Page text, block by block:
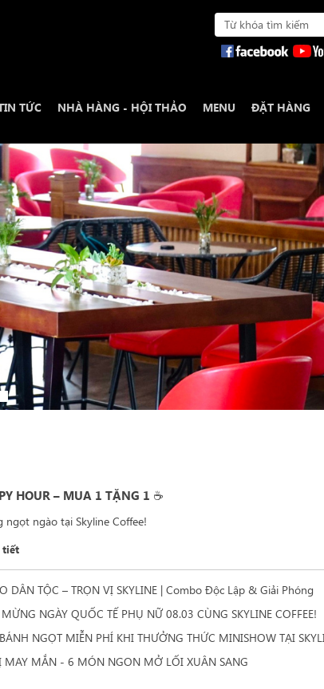
TỨC NHÀ HÀNG - HỘI THẢO MENU ĐẶT HÀNG
HOUR – MUA 1 TẶNG 1 ☕
ngọt ngào tại Skyline Coffee!
tiết
DÂN TỘC – TRỌN VỊ SKYLINE | Combo Độc Lập & Giải Phóng
NGÀY QUỐC TẾ PHỤ NỮ 08.03 CÙNG SKYLINE COFFEE!
NGỌT MIỄN PHÍ KHI THƯỞNG THỨC MINISHOW TẠI
MAY MẮN - 6 MÓN NGON MỞ LỐI XUÂN SANG